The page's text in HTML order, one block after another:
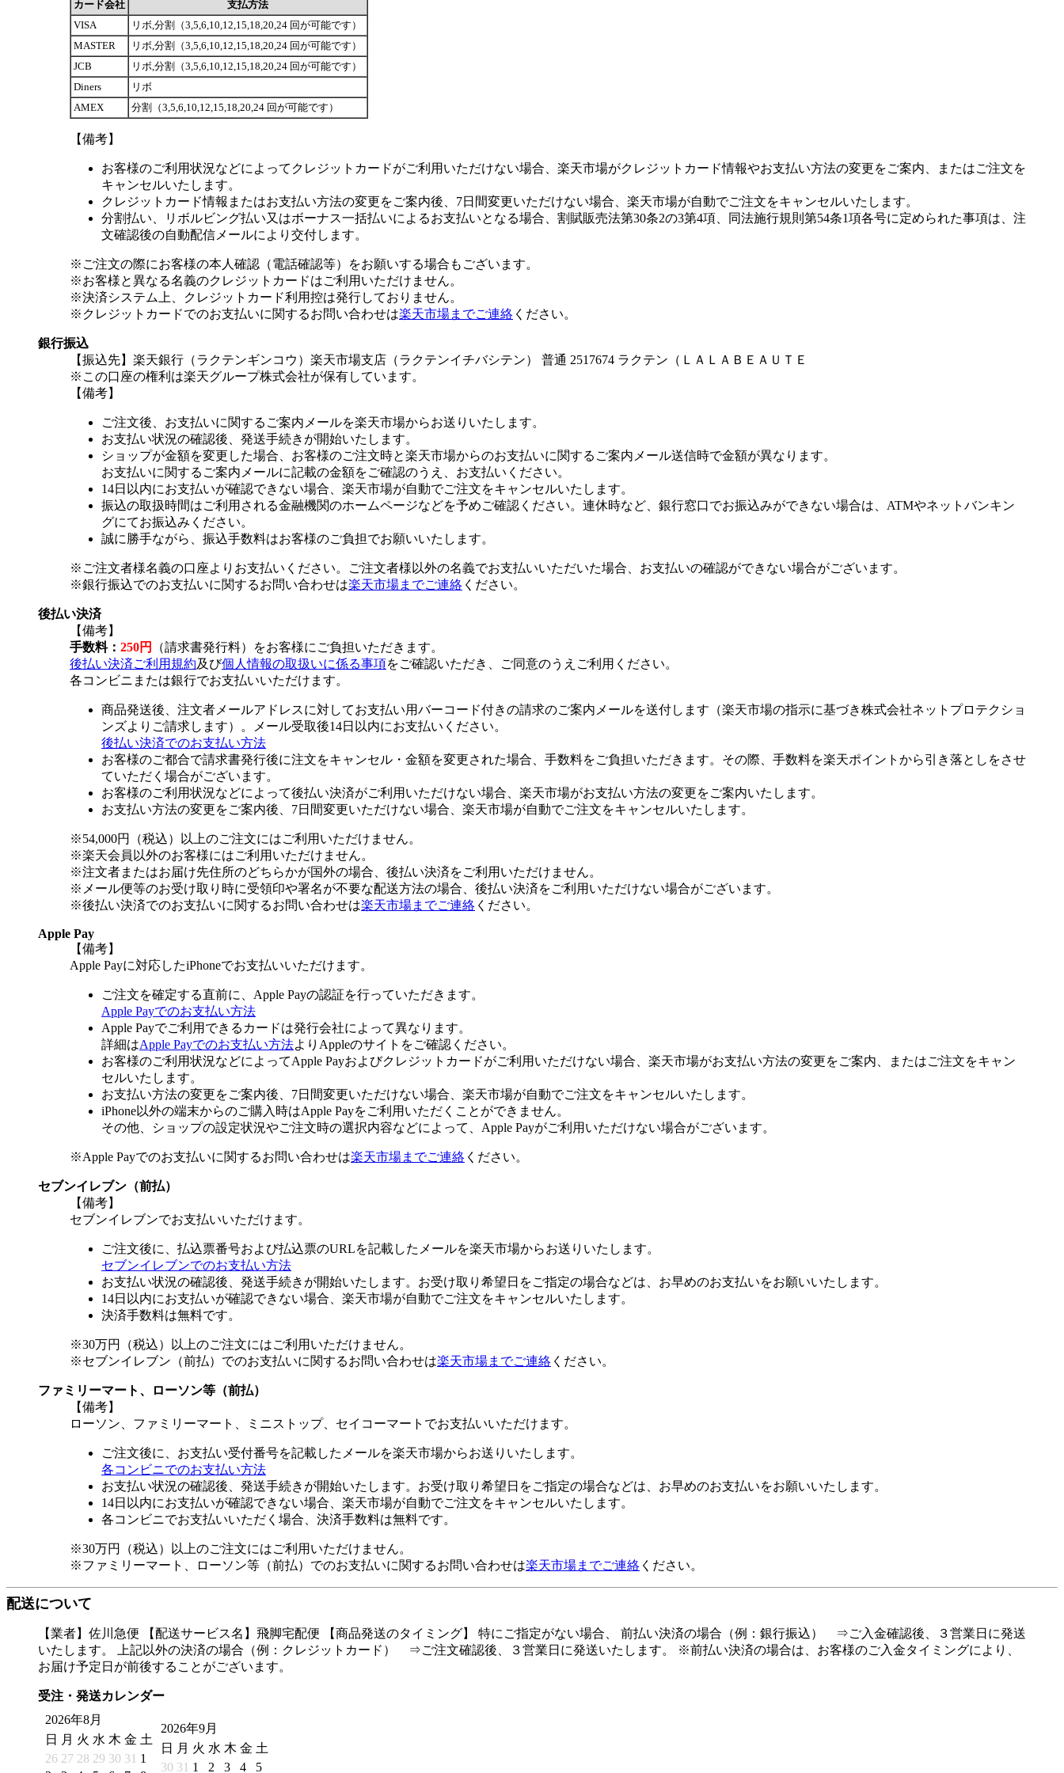
カード会社
支払方法
VISA
リボ,分割（3,5,6,10,12,15,18,20,24 回が可能です）
MASTER
リボ,分割（3,5,6,10,12,15,18,20,24 回が可能です）
JCB
リボ,分割（3,5,6,10,12,15,18,20,24 回が可能です）
Diners
リボ
AMEX
分割（3,5,6,10,12,15,18,20,24 回が可能です）
【備考】
お客様のご利用状況などによってクレジットカードがご利用いただけない場合、楽天市場がクレジットカード情報やお支払い方法の変更をご案内、またはご注文を
キャンセルいたします。
クレジットカード情報またはお支払い方法の変更をご案内後、7日間変更いただけない場合、楽天市場が自動でご注文をキャンセルいたします。
分割払い、リボルビング払い又はボーナス一括払いによるお支払いとなる場合、割賦販売法第30条2の3第4項、同法施行規則第54条1項各号に定められた事項は、注
文確認後の自動配信メールにより交付します。
※ご注文の際にお客様の本人確認（電話確認等）をお願いする場合もございます。
※お客様と異なる名義のクレジットカードはご利用いただけません。
※決済システム上、クレジットカード利用控は発行しておりません。
※クレジットカードでのお支払いに関するお問い合わせは楽天市場までご連絡 ください。
銀行振込
【振込先】楽天銀行（ラクテンギンコウ）楽天市場支店（ラクテンイチバシテン） 普通 2517674 ラクテン（ＬＡＬＡＢＥＡＵＴＥ
※この口座の権利は楽天グループ株式会社が保有しています。
【備考】
ご注文後、お支払いに関するご案内メールを楽天市場からお送りいたします。
お支払い状況の確認後、発送手続きが開始いたします。
ショップが金額を変更した場合、お客様のご注文時と楽天市場からのお支払いに関するご案内メール送信時で金額が異なります。
お支払いに関するご案内メールに記載の金額をご確認のうえ、お支払いください。
14日以内にお支払いが確認できない場合、楽天市場が自動でご注文をキャンセルいたします。
振込の取扱時間はご利用される金融機関のホームページなどを予めご確認ください。連休時など、銀行窓口でお振込みができない場合は、ATMやネットバンキン
グにてお振込みください。
誠に勝手ながら、振込手数料はお客様のご負担でお願いいたします。
※ご注文者様名義の口座よりお支払いください。ご注文者様以外の名義でお支払いいただいた場合、お支払いの確認ができない場合がございます。
※銀行振込でのお支払いに関するお問い合わせは楽天市場までご連絡 ください。
後払い決済
【備考】
手数料： 250円
（請求書発行料）をお客様にご負担いただきます。
後払い決済ご利用規約及び個人情報の取扱いに係る事項をご確認いただき、ご同意のうえご利用ください。
各コンビニまたは銀行でお支払いいただけます。
商品発送後、注文者メールアドレスに対してお支払い用バーコード付きの請求のご案内メールを送付します（楽天市場の指示に基づき株式会社ネットプロテクショ
ンズよりご請求します）。メール受取後14日以内にお支払いください。
後払い決済でのお支払い方法
お客様のご都合で請求書発行後に注文をキャンセル・金額を変更された場合、手数料をご負担いただきます。その際、手数料を楽天ポイントから引き落としをさせ
ていただく場合がございます。
お客様のご利用状況などによって後払い決済がご利用いただけない場合、楽天市場がお支払い方法の変更をご案内いたします。
お支払い方法の変更をご案内後、7日間変更いただけない場合、楽天市場が自動でご注文をキャンセルいたします。
※54,000円（税込）以上のご注文にはご利用いただけません。
※楽天会員以外のお客様にはご利用いただけません。
※注文者またはお届け先住所のどちらかが国外の場合、後払い決済をご利用いただけません。
※メール便等のお受け取り時に受領印や署名が不要な配送方法の場合、後払い決済をご利用いただけない場合がございます。
※後払い決済でのお支払いに関するお問い合わせは楽天市場までご連絡 ください。
Apple Pay
【備考】
Apple Payに対応したiPhoneでお支払いいただけます。
ご注文を確定する直前に、Apple Payの認証を行っていただきます。
Apple Payでのお支払い方法
Apple Payでご利用できるカードは発行会社によって異なります。
詳細はApple Payでのお支払い方法よりAppleのサイトをご確認ください。
お客様のご利用状況などによってApple Payおよびクレジットカードがご利用いただけない場合、楽天市場がお支払い方法の変更をご案内、またはご注文をキャン
セルいたします。
お支払い方法の変更をご案内後、7日間変更いただけない場合、楽天市場が自動でご注文をキャンセルいたします。
iPhone以外の端末からのご購入時はApple Payをご利用いただくことができません。
その他、ショップの設定状況やご注文時の選択内容などによって、Apple Payがご利用いただけない場合がございます。
※Apple Payでのお支払いに関するお問い合わせは楽天市場までご連絡 ください。
セブンイレブン（前払）
【備考】
セブンイレブンでお支払いいただけます。
ご注文後に、払込票番号および払込票のURLを記載したメールを楽天市場からお送りいたします。
セブンイレブンでのお支払い方法
お支払い状況の確認後、発送手続きが開始いたします。お受け取り希望日をご指定の場合などは、お早めのお支払いをお願いいたします。
14日以内にお支払いが確認できない場合、楽天市場が自動でご注文をキャンセルいたします。
決済手数料は無料です。
※30万円（税込）以上のご注文にはご利用いただけません。
※セブンイレブン（前払）でのお支払いに関するお問い合わせは楽天市場までご連絡 ください。
ファミリーマート、ローソン等（前払）
【備考】
ローソン、ファミリーマート、ミニストップ、セイコーマートでお支払いいただけます。
ご注文後に、お支払い受付番号を記載したメールを楽天市場からお送りいたします。
各コンビニでのお支払い方法
お支払い状況の確認後、発送手続きが開始いたします。お受け取り希望日をご指定の場合などは、お早めのお支払いをお願いいたします。
14日以内にお支払いが確認できない場合、楽天市場が自動でご注文をキャンセルいたします。
各コンビニでお支払いいただく場合、決済手数料は無料です。
※30万円（税込）以上のご注文にはご利用いただけません。
※ファミリーマート、ローソン等（前払）でのお支払いに関するお問い合わせは楽天市場までご連絡 ください。
配送について
【業者】佐川急便 【配送サービス名】飛脚宅配便 【商品発送のタイミング】 特にご指定がない場合、 前払い決済の場合（例：銀行振込） ⇒ご入金確認後、３営業日に発送
いたします。 上記以外の決済の場合（例：クレジットカード） ⇒ご注文確認後、３営業日に発送いたします。 ※前払い決済の場合は、お客様のご入金タイミングにより、
お届け予定日が前後することがございます。
受注・発送カレンダー
2026年8月
日
月 火 水 木 金 土
26 27 28 29 30 31 1
2026年9月
日
月 火 水 木 金 土
30 31 1 2 3 4 5